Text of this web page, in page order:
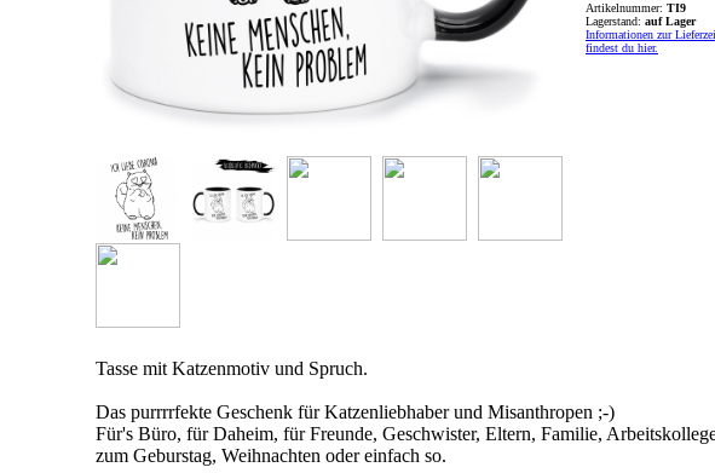
Artikelnummer: TI9
Lagerstand: auf Lager
Informationen zur
findest du hier.
Tasse mit Katzenmotiv und Spruch.
Das purrrrfekte Geschenk für Katzenliebhaber und Misanthropen ;-)
Für's Büro, für Daheim, für Freunde, Geschwister, Eltern, Familie,
zum Geburstag, Weihnachten oder einfach so.